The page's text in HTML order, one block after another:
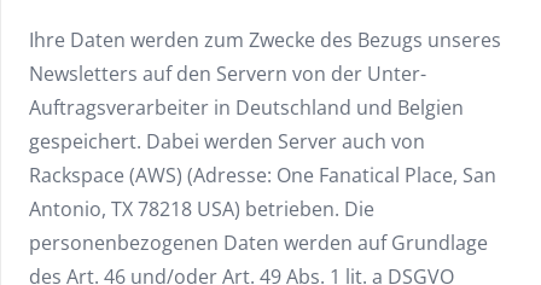
Ihre Daten werden zum Zwecke des Bezugs unseres
Newsletters auf den Servern von der Unter-
Auftragsverarbeiter in Deutschland und Belgien
gespeichert. Dabei werden Server auch von
Rackspace (AWS) (Adresse: One Fanatical Place, San
Antonio, TX 7821­8 USA) betrieben. Die
personenbezogenen Daten werden auf Grundlage
des Art. 46 und/oder Art. 49 Abs. 1 lit. a DSGVO